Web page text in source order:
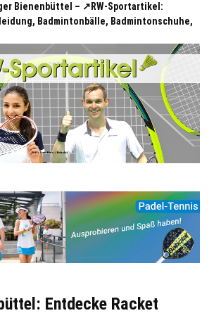
Bienenbüttel – ↗️RW-Sportartikel:
Badmintonbälle, Badmintonschuhe,
Entdecke Racket